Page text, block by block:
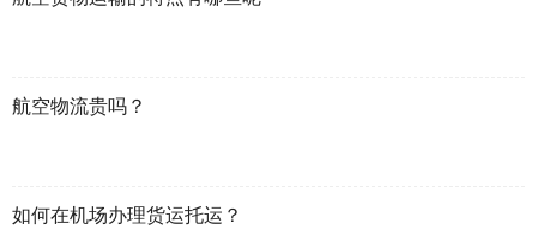
航空物流贵吗？
如何在机场办理货运托运？